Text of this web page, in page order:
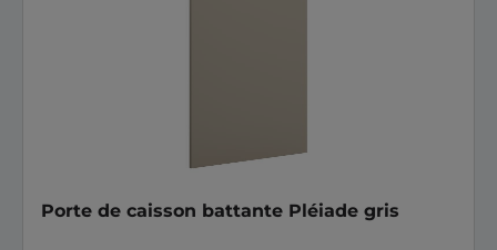
Porte de caisson battante Pléiade gris